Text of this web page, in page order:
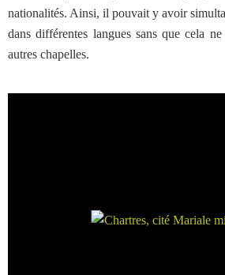
nationalités. Ainsi, il pouvait y avoir
dans différentes langues sans que cela
autres chapelles.